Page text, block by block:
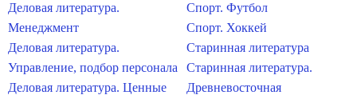
Деловая литература.
Менеджмент
Деловая литература.
Управление, подбор персонала
Деловая литература. Ценные
Спорт. Футбол
Спорт. Хоккей
Старинная литература
Старинная литература.
Древневосточная